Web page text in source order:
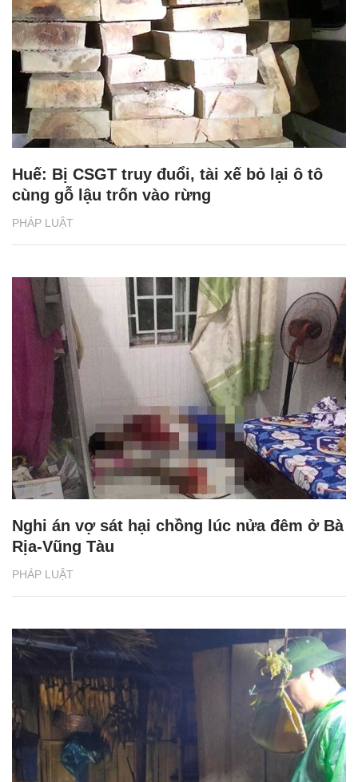
PHÁP LUẬT
Huế: Bị CSGT truy đuổi, tài xế bỏ lại ô tô
cùng gỗ lậu trốn vào rừng
PHÁP LUẬT
Nghi án vợ sát hại chồng lúc nửa đêm ở Bà
Rịa-Vũng Tàu